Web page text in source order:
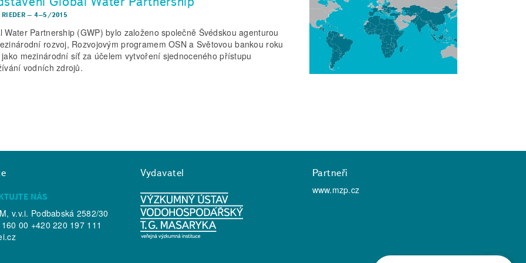
– 4–5/2015
Water Partnership (GWP) bylo založeno společně Švédskou agenturou
rozvoj, Rozvojovým programem OSN a Světovou bankou roku
mezinárodní síť za účelem vytvoření sjednoceného přístupu
vodních zdrojů.
NÁS
v.v.i. Podbabská 2582/30
00 +420 220 197 111
Vydavatel
Partneři
www.mzp.cz